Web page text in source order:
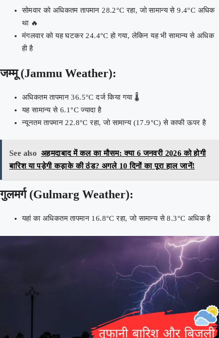
सोमवार को अधिकतम तापमान 28.2°C रहा, जो सामान्य से 9.4°C अधिक
था 🔥
मंगलवार को यह घटकर 24.4°C हो गया, लेकिन यह भी सामान्य से अधिक
ही है
जम्मू (Jammu Weather):
अधिकतम तापमान 36.5°C दर्ज किया गया 🌡️
यह सामान्य से 6.1°C ज्यादा है
न्यूनतम तापमान 22.8°C रहा, जो सामान्य (17.9°C) से काफी ऊपर है
See also अहमदाबाद में कल का मौसम: क्या 6 जनवरी 2026 को होगी
बारिश या पड़ेगी कड़ाके की ठंड? अगले 10 दिनों का पूरा हाल जानें!
गुलमर्ग (Gulmarg Weather):
यहां का अधिकतम तापमान 16.8°C रहा, जो सामान्य से 8.3°C अधिक है